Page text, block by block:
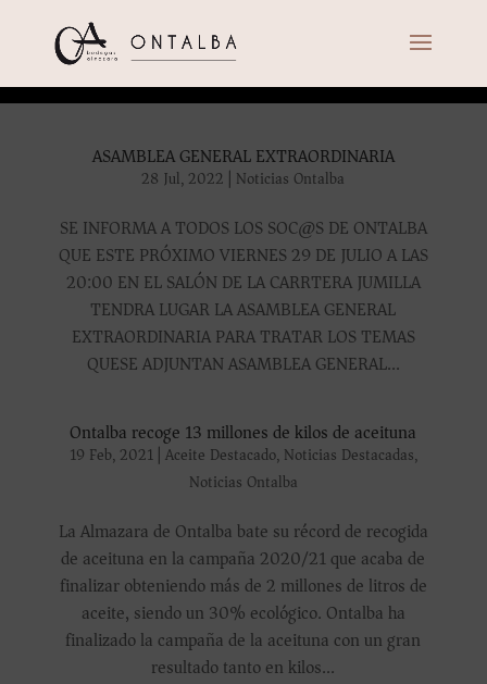
ASAMBLEA GENERAL EXTRAORDINARIA
28 Jul, 2022 | Noticias Ontalba
SE INFORMA A TODOS LOS SOC@S DE ONTALBA
QUE ESTE PRÓXIMO VIERNES 29 DE JULIO A LAS
20:00 EN EL SALÓN DE LA CARRTERA JUMILLA
TENDRA LUGAR LA ASAMBLEA GENERAL
EXTRAORDINARIA PARA TRATAR LOS TEMAS
QUESE ADJUNTAN ASAMBLEA GENERAL...
Ontalba recoge 13 millones de kilos de aceituna
19 Feb, 2021| Aceite Destacado, Noticias Destacadas,
Noticias Ontalba
La Almazara de Ontalba bate su récord de recogida
de aceituna en la campaña 2020/21 que acaba de
finalizar obteniendo más de 2 millones de litros de
aceite, siendo un 30% ecológico. Ontalba ha
finalizado la campaña de la aceituna con un gran
resultado tanto en kilos...